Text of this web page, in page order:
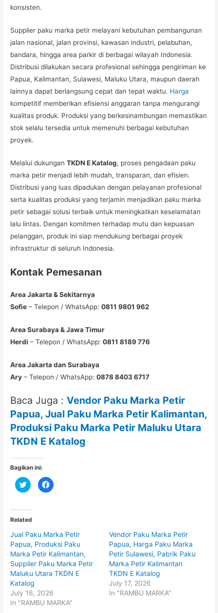
konsisten.
Supplier paku marka petir melayani kebutuhan pembangunan
jalan nasional, jalan provinsi, kawasan industri, pelabuhan,
bandara, hingga area parkir di berbagai wilayah Indonesia.
Distribusi dilakukan secara profesional sehingga pengiriman ke
Papua, Kalimantan, Sulawesi, Maluku Utara, maupun daerah
lainnya dapat berlangsung cepat dan tepat waktu. Harga
kompetitif memberikan efisiensi anggaran tanpa mengurangi
kualitas produk. Produksi yang berkesinambungan memastikan
stok selalu tersedia untuk memenuhi berbagai kebutuhan
proyek.
Melalui dukunganTKDN E Katalog, proses pengadaan paku
marka petir menjadi lebih mudah, transparan, dan efisien.
Distribusi yang luas dipadukan dengan pelayanan profesional
serta kualitas produksi yang terjamin menjadikan paku marka
petir sebagai solusi terbaik untuk meningkatkan keselamatan
lalu lintas. Dengan komitmen terhadap mutu dan kepuasan
pelanggan, produk ini siap mendukung berbagai proyek
infrastruktur di seluruh Indonesia.
Kontak Pemesanan
Area Jakarta & Sekitarnya
Sofie – Telepon / WhatsApp:0811 9801 962
Area Surabaya & Jawa Timur
Herdi – Telepon / WhatsApp:0811 8189 776
Area Jakarta dan Surabaya
Ary – Telepon / WhatsApp:0878 8403 6717
Baca Juga :Vendor Paku Marka Petir
Papua, Jual Paku Marka Petir Kalimantan,
Produksi Paku Marka Petir Maluku Utara
TKDN E Katalog
Bagikan ini:
C
l
t
o
s
h
a
r
e
o
n
T
w
i
t
t
e
r
(
C
l
a
r
e
o
F
a
c
b
o
o
k
Related
Jual Paku Marka Petir
Papua, Produksi Paku
Marka Petir Kalimantan,
Supplier Paku Marka Petir
Maluku Utara TKDN E
Katalog
July 16, 2026
In "RAMBU MARKA"
Vendor Paku Marka Petir
Papua, Harga Paku Marka
Petir Sulawesi, Pabrik Paku
Marka Petir Kalimantan
TKDN E Katalog
July 17, 2026
In "RAMBU MARKA"